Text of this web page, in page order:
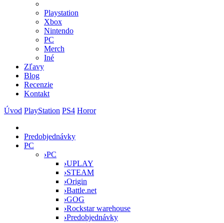
Playstation
Xbox
Nintendo
PC
Merch
Iné
Zľavy
Blog
Recenzie
Kontakt
Úvod PlayStation PS4 Horor
Predobjednávky
PC
›PC
›UPLAY
›STEAM
›Origin
›Battle.net
›GOG
›Rockstar warehouse
›Predobjednávky